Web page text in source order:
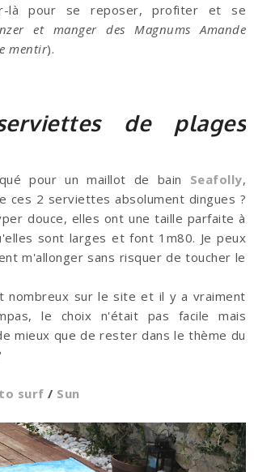
là pour se reposer, profiter et se
et manger des Magnums Amande
mentir).
de plages
pour un maillot de bain Seafolly,
ces 2 serviettes absolument dingues ?
douce, elles ont une taille parfaite à
sont larges et font 1m80. Je peux
m'allonger sans risquer de toucher le
nombreux sur le site et il y a vraiment
le choix n'était pas facile mais
mieux que de rester dans le thème du
surf / Sun